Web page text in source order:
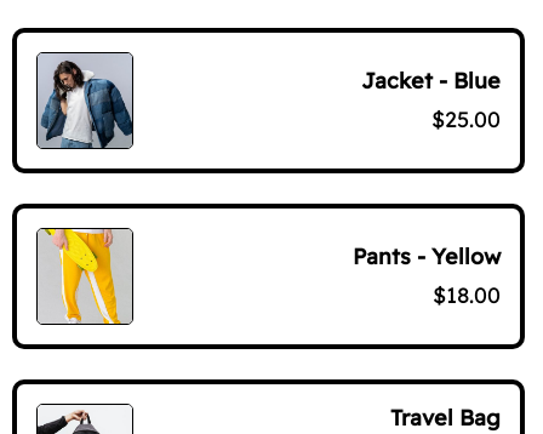
Jacket - Blue
$25.00
Pants - Yellow
$18.00
Travel Bag